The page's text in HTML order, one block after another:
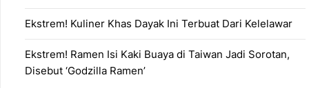
Ekstrem! Kuliner Khas Dayak Ini Terbuat Dari Kelelawar
Ekstrem! Ramen Isi Kaki Buaya di Taiwan Jadi Sorotan,
Disebut ‘Godzilla Ramen’